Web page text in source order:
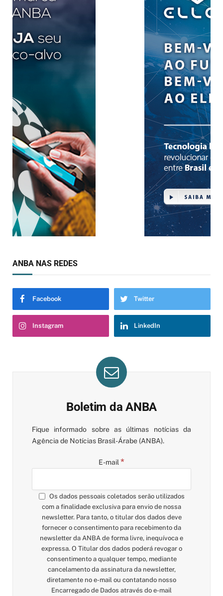
ANBA NAS REDES
Facebook Twitter
Instagram LinkedIn
Boletim da ANBA
Fique informado sobre as últimas notícias da
Agência de Notícias Brasil-Árabe (ANBA).
E-mail*
Os dados pessoais coletados serão utilizados
com a finalidade exclusiva para envio de nossa
newsletter. Para tanto, o titular dos dados deve
fornecer o consentimento para recebimento da
newsletter da ANBA de forma livre, inequívoca e
expressa. O Titular dos dados poderá revogar o
consentimento a qualquer tempo, mediante
cancelamento da assinatura da newsletter,
diretamente no e-mail ou contatando nosso
Encarregado de Dados através do e-mail